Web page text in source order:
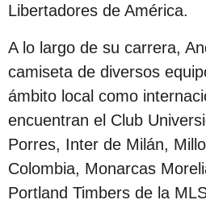
Libertadores de América.
A lo largo de su carrera,
camiseta de diversos
ámbito local como
encuentran el Club
Porres, Inter de Milán,
Colombia, Monarcas
Portland Timbers de la